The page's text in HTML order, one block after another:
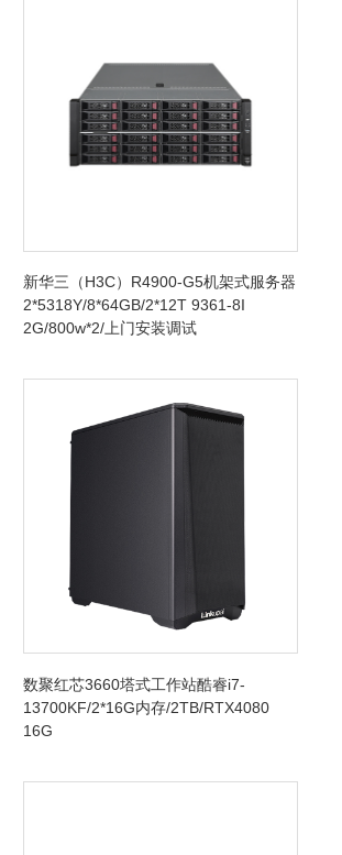
新华三（H3C）R4900-G5机架式服务器
2*5318Y/8*64GB/2*12T 9361-8I
2G/800w*2/上门安装调试
数聚红芯3660塔式工作站酷睿i7-
13700KF/2*16G内存/2TB/RTX4080
16G